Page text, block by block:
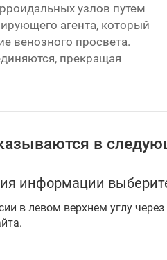
узлов путем
агента, который
венозного просвета.
прекращая
в
информации
в левом верхнем углу